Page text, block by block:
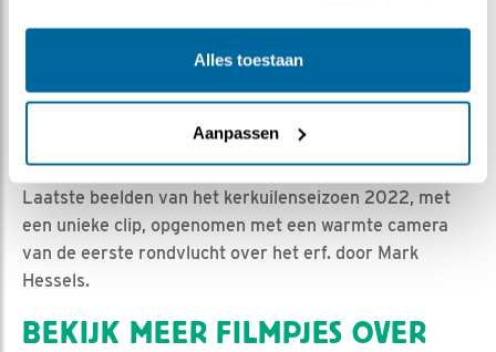
Alles toestaan
Aanpassen
Laatste beelden van 2022
Ed Hoogkamer | Geplaatst op 23 februari 2023, 10:58 |
Vind ik leuk| Bewaar dit filmpje|
486x
Laatste beelden van het kerkuilenseizoen 2022, met
een unieke clip, opgenomen met een warmte camera
van de eerste rondvlucht over het erf. door Mark
Hessels.
BEKIJK MEER FILMPJES OVER